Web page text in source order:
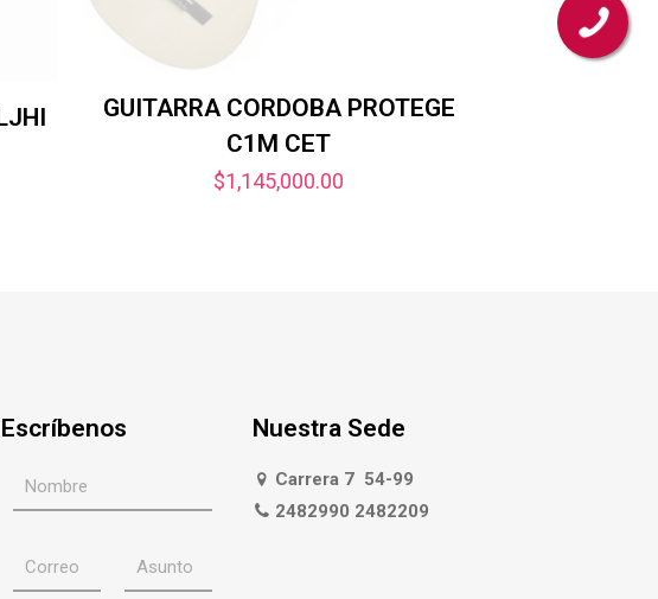
GUITARRA CORDOBA PROTEGE
C1M CET
$1,145,000.00
Escríbenos Nuestra Sede
Carrera 7 54-99
2482990 2482209